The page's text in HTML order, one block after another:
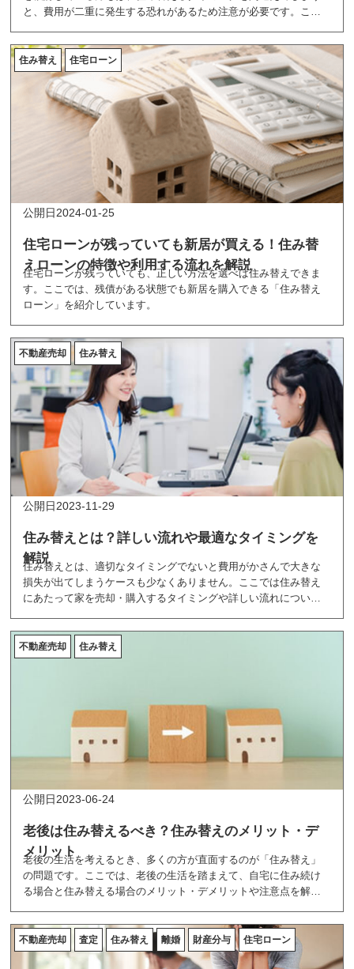
と、費用が二重に発生する恐れがあるため注意が必要です。ここ
住み替え 住宅ローン
住宅ローンが残っていても新居が買える！住み替
えローンの特徴や利用する流れを解説
2024-01-25
住宅ローンが残っていても、正しい方法を選べば住み替えできま
す。ここでは、残債がある状態でも新居を購入できる「住み替え
ローン」を紹介しています。
不動産売却 住み替え
住み替えとは？詳しい流れや最適なタイミングを
解説
2023-11-29
住み替えとは、適切なタイミングでないと費用がかさんで大きな
損失が出てしまうケースも少なくありません。ここでは住み替え
にあたって家を売却・購入するタイミングや詳しい流れについて
不動産売却 住み替え
老後は住み替えるべき？住み替えのメリット・デ
メリット
2023-06-24
老後の生活を考えるとき、多くの方が直面するのが「住み替え」
の問題です。ここでは、老後の生活を踏まえて、自宅に住み続け
る場合と住み替える場合のメリット・デメリットや注意点を解説
不動産売却 査定 住み替え 離婚 財産分与 住宅ローン